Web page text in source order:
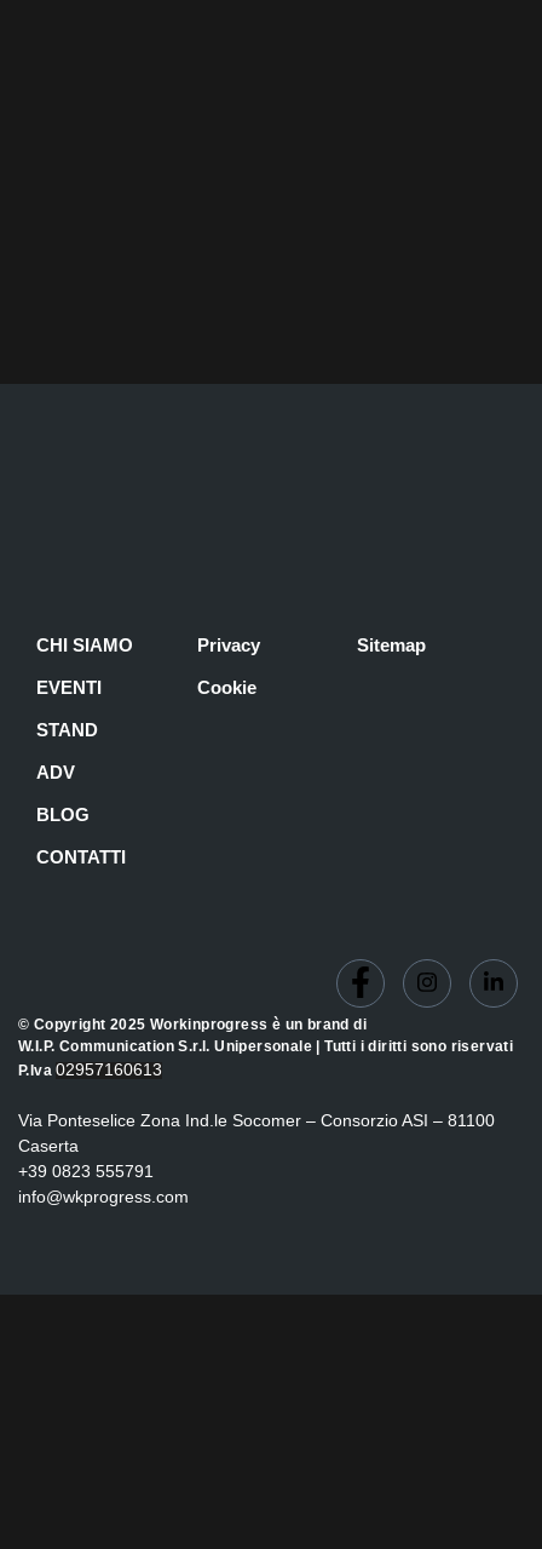
CHI SIAMO
EVENTI
STAND
ADV
BLOG
CONTATTI
Privacy
Cookie
Sitemap
© Copyright 2025 Workinprogress è un brand di
W.I.P. Communication S.r.l. Unipersonale | Tutti i diritti sono riservati
P.Iva02957160613
Via Ponteselice Zona Ind.le Socomer – Consorzio ASI – 81100
Caserta
+39 0823 555791
info@wkprogress.com